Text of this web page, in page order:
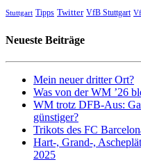
Stuttgart Tipps Twitter VfB Stuttgart
Neueste Beiträge
Mein neuer dritter Ort?
Was von der WM ’26
WM trotz DFB-Aus:
günstiger?
Trikots des FC
Hart-, Grand-,
2025